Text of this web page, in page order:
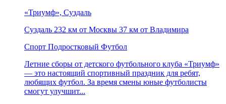
«Триумф», Суздаль
Суздаль 232 км от Москвы 37 км от Владимира
Спорт Подростковый Футбол
Летние сборы от детского футбольного клуба «Триумф»
— это настоящий спортивный праздник для ребят,
любящих футбол. За время смены юные футболисты
смогут улучшит...